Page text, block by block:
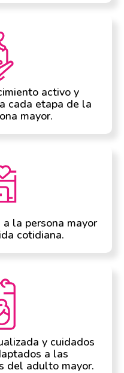
activo y
cada etapa de la
mayor.
la persona mayor
cotidiana.
y cuidados
a las
del adulto mayor.